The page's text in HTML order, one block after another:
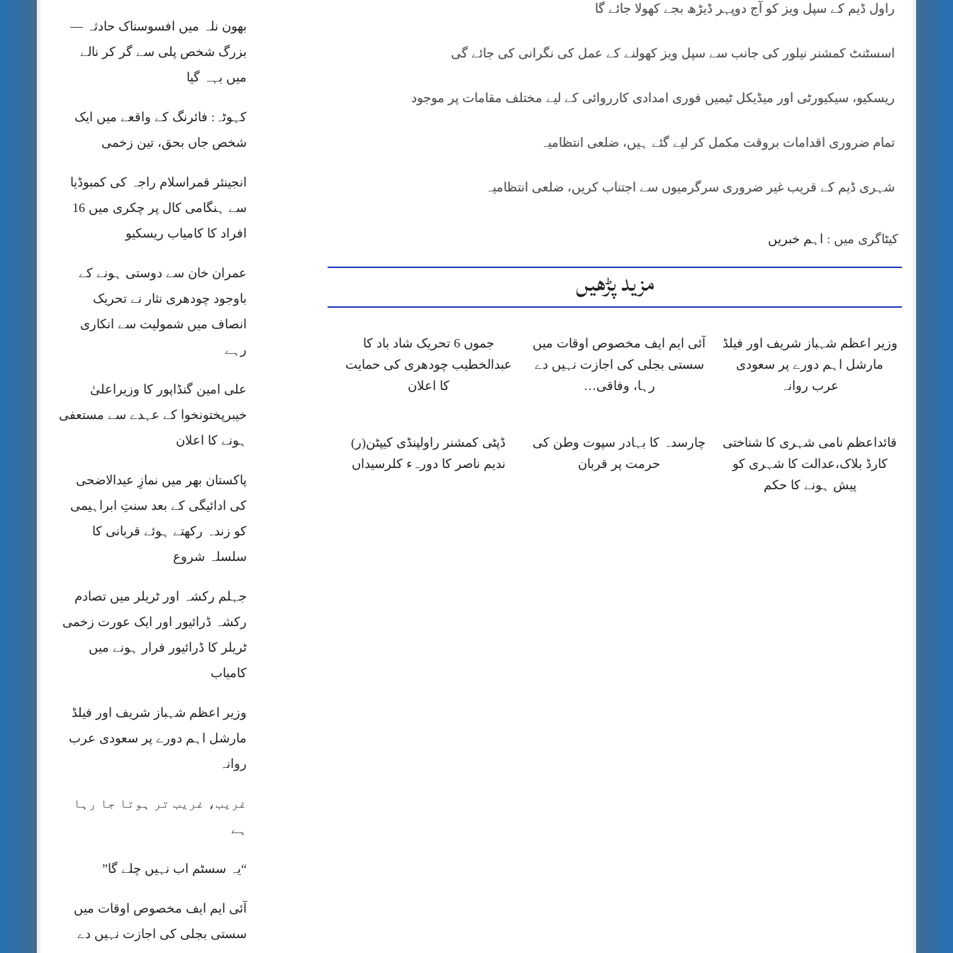
بھون نلہ میں افسوسناک حادثہ —
بزرگ شخص پلی سے گر کر نالے
میں بہہ گیا
کہوٹہ: فائرنگ کے واقعے میں ایک
شخص جاں بحق، تین زخمی
انجینئر قمراسلام راجہ کی کمبوڈیا
سے ہنگامی کال پر چکری میں 16
افراد کا کامیاب ریسکیو
عمران خان سے دوستی ہونے کے
باوجود چودھری نثار نے تحریک
انصاف میں شمولیت سے انکاری
رہے
علی امین گنڈاپور کا وزیراعلیٰ
خیبرپختونخوا کے عہدے سے مستعفی
ہونے کا اعلان
پاکستان بھر میں نمازِ عیدالاضحی
کی ادائیگی کے بعد سنتِ ابراہیمی
کو زندہ رکھتے ہوئے قربانی کا
سلسلہ شروع
جہلم رکشہ اور ٹریلر میں تصادم
رکشہ ڈرائیور اور ایک عورت زخمی
ٹریلر کا ڈرائیور فرار ہونے میں
کامیاب
وزیر اعظم شہباز شریف اور فیلڈ
مارشل اہم دورے پر سعودی عرب
روانہ
غریب، غریب تر ہوتا جا رہا
ہے
“یہ سسٹم اب نہیں چلے گا”
آئی ایم ایف مخصوص اوقات میں
سستی بجلی کی اجازت نہیں دے
راول ڈیم کے سپل ویز کو آج دوپہر ڈیڑھ بجے کھولا جائے گا
اسسٹنٹ کمشنر نیلور کی جانب سے سپل ویز کھولنے کے عمل کی نگرانی کی جائے گی
ریسکیو، سیکیورٹی اور میڈیکل ٹیمیں فوری امدادی کارروائی کے لیے مختلف مقامات پر موجود
تمام ضروری اقدامات بروقت مکمل کر لیے گئے ہیں، ضلعی انتظامیہ
شہری ڈیم کے قریب غیر ضروری سرگرمیوں سے اجتناب کریں، ضلعی انتظامیہ
کیٹاگری میں : اہم خبریں
مزید پڑھیں
وزیر اعظم شہباز شریف اور فیلڈ
مارشل اہم دورے پر سعودی
عرب روانہ
آئی ایم ایف مخصوص اوقات میں
سستی بجلی کی اجازت نہیں دے
رہا، وفاقی…
جموں 6 تحریک شاد باد کا
عبدالخطیب چودھری کی حمایت
کا اعلان
قائداعظم نامی شہری کا شناختی
کارڈ بلاک،عدالت کا شہری کو
پیش ہونے کا حکم
چارسدہ کا بہادر سپوت وطن کی
حرمت پر قربان
ڈپٹی کمشنر راولپنڈی کیپٹن(ر)
ندیم ناصر کا دورہء کلرسیداں